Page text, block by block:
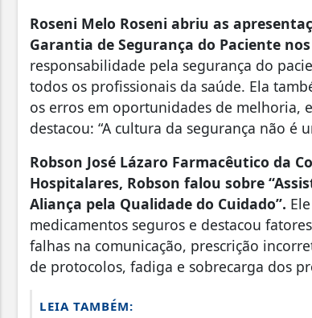
Roseni Melo Roseni abriu as
Garantia de Segurança do Paciente nos
responsabilidade pela segurança do
todos os profissionais da saúde. Ela
os erros em oportunidades de melhoria,
destacou: “A cultura da segurança não é
Robson José Lázaro Farmacêutico da
Hospitalares, Robson falou sobre
Aliança pela Qualidade do Cuidado”.
medicamentos seguros e destacou
falhas na comunicação, prescrição
de protocolos, fadiga e sobrecarga dos
LEIA TAMBÉM: